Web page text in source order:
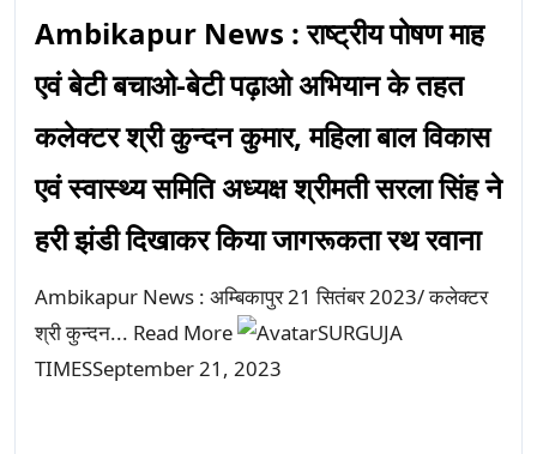
Ambikapur News : राष्ट्रीय पोषण माह
एवं बेटी बचाओ-बेटी पढ़ाओ अभियान के तहत
कलेक्टर श्री कुन्दन कुमार, महिला बाल विकास
एवं स्वास्थ्य समिति अध्यक्ष श्रीमती सरला सिंह ने
हरी झंडी दिखाकर किया जागरूकता रथ रवाना
Ambikapur News : अम्बिकापुर 21 सितंबर 2023/ कलेक्टर
श्री कुन्दन... Read More
SURGUJA
TIMESSeptember 21, 2023